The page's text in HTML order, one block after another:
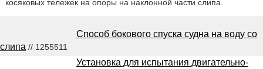
косяковых тележек на опоры на наклонной части слипа.
Способ бокового спуска судна на воду со
слипа // 1255511
Установка для испытания двигательно-